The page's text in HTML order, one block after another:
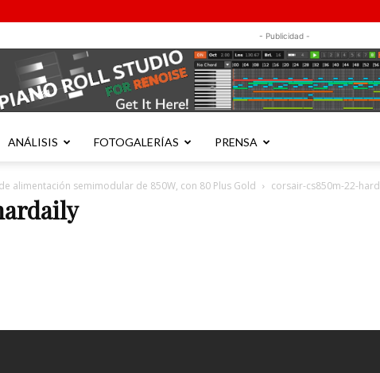
- Publicidad -
ANÁLISIS FOTOGALERÍAS PRENSA
alimentación semimodular de 850W, con 80 Plus Gold corsair-cs850m-22-